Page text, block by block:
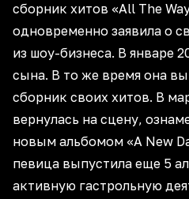
сборник хитов «All The
одновременно заявила о
из шоу-бизнеса. В январе
сына. В то же время она
сборник своих хитов. В
вернулась на сцену,
новым альбомом «A New
певица выпустила еще 5
активную гастрольную